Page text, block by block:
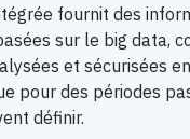
fournit des
sur le big data,
et sécurisées
pour des périodes
définir.